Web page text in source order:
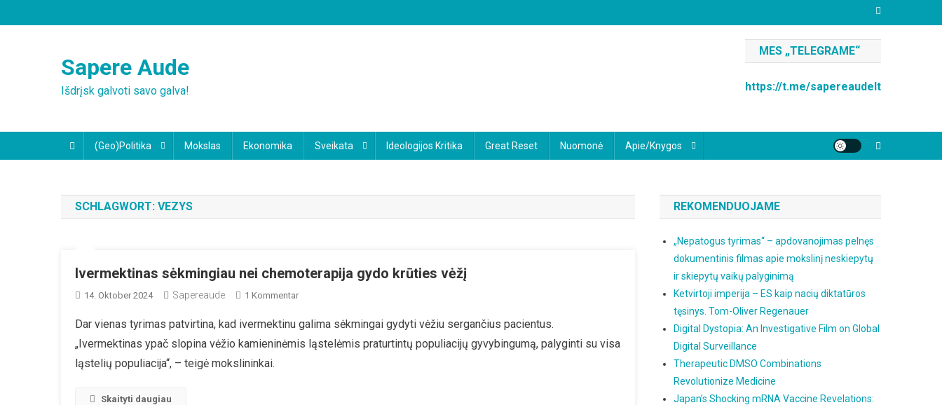
to
Sapere Aude
Išdrįsk galvoti savo galva!
MES „TELEGRAME“
https://t.me/sapereaudelt
(Geo)Politika Mokslas Ekonomika Sveikata Ideologijos Kritika Great Reset Nuomonė Apie/knygos
SCHLAGWORT: VEZYS
Ivermektinas sėkmingiau nei chemoterapija gydo krūties vėžį
14. Oktober 2024 Sapereaude 1 KommentarZu
Sėkmingiau
Nei
Dar vienas tyrimas patvirtina, kad ivermektinu galima sėkmingai gydyti vėžiu sergančius pacientus.
„Ivermektinas ypač slopina vėžio kamieninėmis ląstelėmis praturtintų populiacijų gyvybingumą, palyginti su visa
ląstelių populiacija“, – teigė mokslininkai.
Skaityti daugiau
REKOMENDUOJAME
„Nepatogus tyrimas“ – apdovanojimas pelnęs
dokumentinis filmas apie mokslinį neskiepytų
ir skiepytų vaikų palyginimą
Ketvirtoji imperija – ES kaip nacių diktatūros
tęsinys. Tom-Oliver Regenauer
Digital Dystopia: An Investigative Film on Global
Digital Surveillance
Therapeutic DMSO Combinations
Revolutionize Medicine
Japan’s Shocking mRNA Vaccine Revelations: